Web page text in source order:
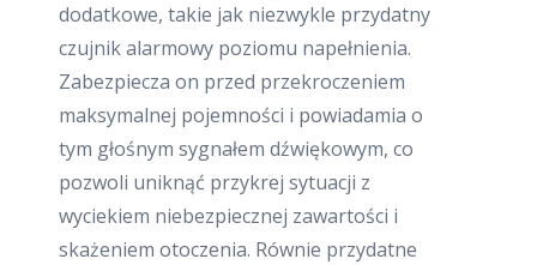
dodatkowe, takie jak niezwykle przydatny
czujnik alarmowy poziomu napełnienia.
Zabezpiecza on przed przekroczeniem
maksymalnej pojemności i powiadamia o
tym głośnym sygnałem dźwiękowym, co
pozwoli uniknąć przykrej sytuacji z
wyciekiem niebezpiecznej zawartości i
skażeniem otoczenia. Równie przydatne